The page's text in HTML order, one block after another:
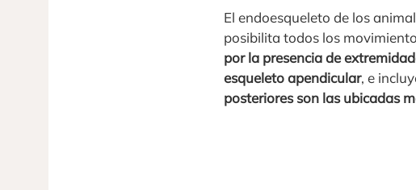
El endoesqueleto de los
posibilita todos los
por la presencia de
esqueleto apendicular, e
posteriores son las ubicadas